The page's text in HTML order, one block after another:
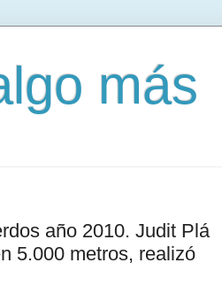
más
año 2010. Judit Plá
5.000 metros, realizó